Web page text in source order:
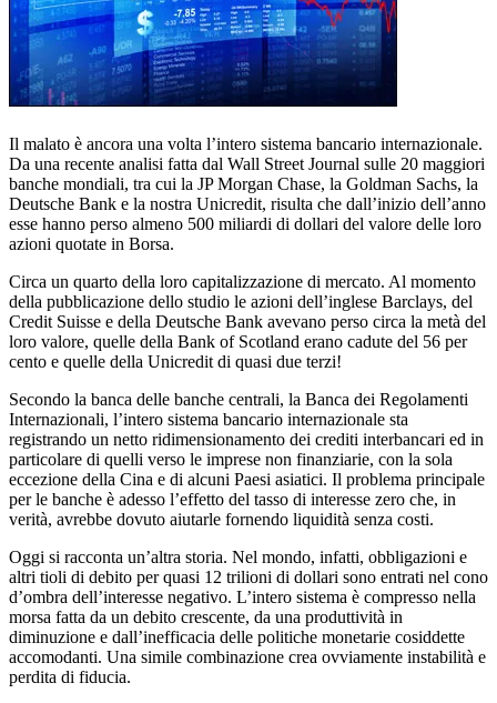
Il malato è ancora una volta l’intero sistema bancario internazionale.
Da una recente analisi fatta dal Wall Street Journal sulle 20 maggiori
banche mondiali, tra cui la JP Morgan Chase, la Goldman Sachs, la
Deutsche Bank e la nostra Unicredit, risulta che dall’inizio dell’anno
esse hanno perso almeno 500 miliardi di dollari del valore delle loro
azioni quotate in Borsa.
Circa un quarto della loro capitalizzazione di mercato. Al momento
della pubblicazione dello studio le azioni dell’inglese Barclays, del
Credit Suisse e della Deutsche Bank avevano perso circa la metà del
loro valore, quelle della Bank of Scotland erano cadute del 56 per
cento e quelle della Unicredit di quasi due terzi!
Secondo la banca delle banche centrali, la Banca dei Regolamenti
Internazionali, l’intero sistema bancario internazionale sta
registrando un netto ridimensionamento dei crediti interbancari ed in
particolare di quelli verso le imprese non finanziarie, con la sola
eccezione della Cina e di alcuni Paesi asiatici. Il problema principale
per le banche è adesso l’effetto del tasso di interesse zero che, in
verità, avrebbe dovuto aiutarle fornendo liquidità senza costi.
Oggi si racconta un’altra storia. Nel mondo, infatti, obbligazioni e
altri tioli di debito per quasi 12 trilioni di dollari sono entrati nel cono
d’ombra dell’interesse negativo. L’intero sistema è compresso nella
morsa fatta da un debito crescente, da una produttività in
diminuzione e dall’inefficacia delle politiche monetarie cosiddette
accomodanti. Una simile combinazione crea ovviamente instabilità e
perdita di fiducia.